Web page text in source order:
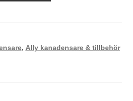
, Ally kanadensare & tillbehör